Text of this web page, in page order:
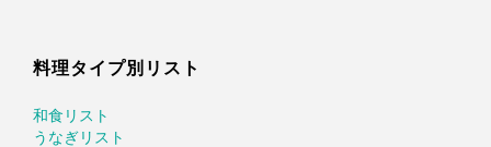
料理タイプ別リスト
和食リスト
うなぎリスト